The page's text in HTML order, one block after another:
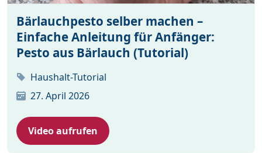
Bärlauchpesto selber machen –
Einfache Anleitung für Anfänger:
Pesto aus Bärlauch (Tutorial)
Haushalt-Tutorial
27. April 2026
Video aufrufen